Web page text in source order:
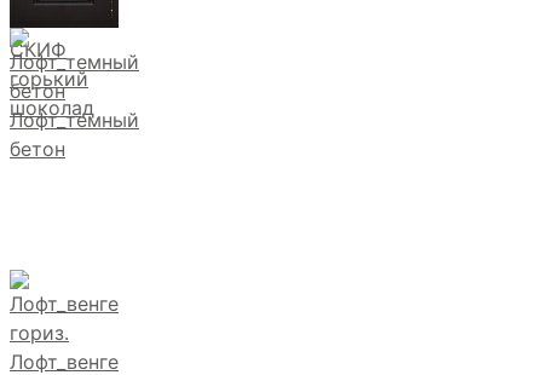
СКИФ
горький
шоколад
Лофт_темный
бетон
Лофт_венге